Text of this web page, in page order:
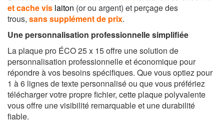
et cache vis laiton (or ou argent) et perçage des
trous, sans supplément de prix.
Une personnalisation professionnelle simplifiée
La plaque pro ÉCO 25 x 15 offre une solution de
personnalisation professionnelle et économique pour
répondre à vos besoins spécifiques. Que vous optiez pour
1 à 6 lignes de texte personnalisé ou que vous préfériez
télécharger votre propre fichier, cette plaque polyvalente
vous offre une visibilité remarquable et une durabilité
fiable.